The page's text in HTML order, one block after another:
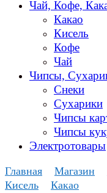
Чай, Кофе,
Какао
Кисель
Кофе
Чай
Чипсы,
Снеки
Сухарики
Чипсы
Чипсы
Электротовары
Главная Магазин
Кисель
Какао